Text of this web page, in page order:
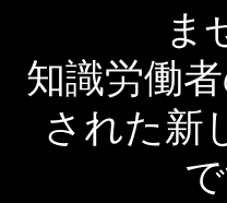
ま
知識労働
された新